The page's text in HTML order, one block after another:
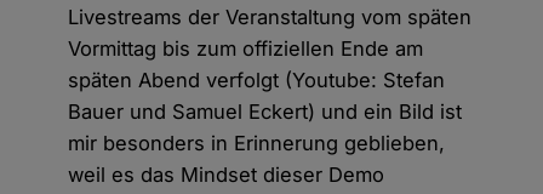
Livestreams der Veranstaltung vom späten
Vormittag bis zum offiziellen Ende am
späten Abend verfolgt (Youtube: Stefan
Bauer und Samuel Eckert) und ein Bild ist
mir besonders in Erinnerung geblieben,
weil es das Mindset dieser Demo